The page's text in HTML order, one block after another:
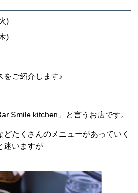
)
)
をご紹介します♪
Smile kitchen」と言うお店です。
たくさんのメニューがあっていく
迷いますが